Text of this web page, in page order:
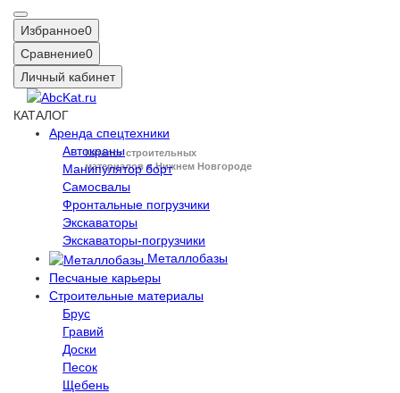
Избранное0
Сравнение0
Личный кабинет
Каталог строительных
материалов в Нижнем Новгороде
КАТАЛОГ
Аренда спецтехники
Автокраны
Манипулятор борт
Самосвалы
Фронтальные погрузчики
Экскаваторы
Экскаваторы-погрузчики
Металлобазы
Песчаные карьеры
Строительные материалы
Брус
Гравий
Доски
Песок
Щебень